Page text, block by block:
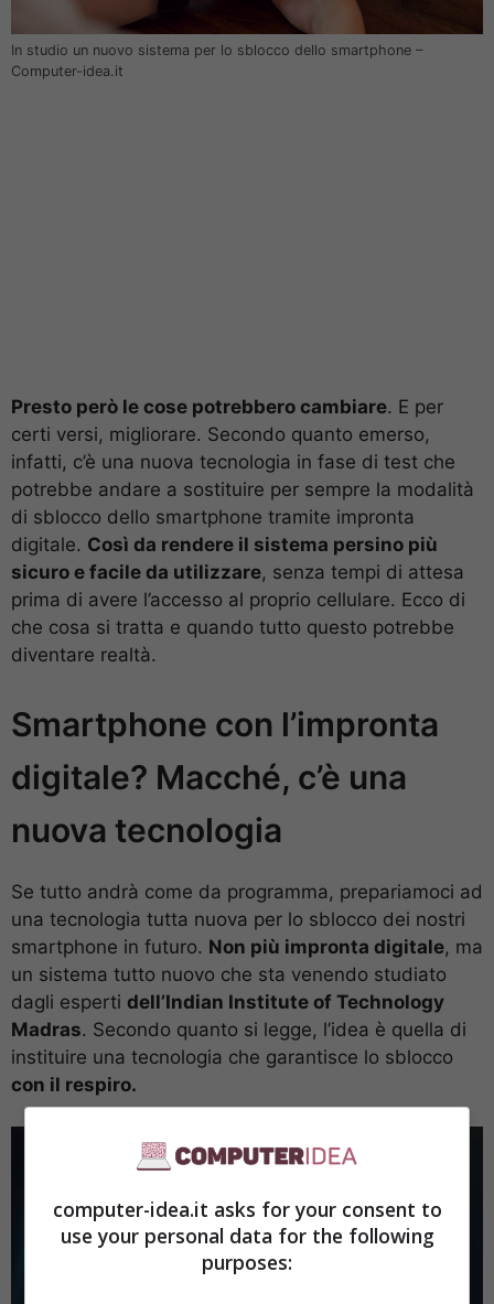
In studio un nuovo sistema per lo sblocco dello smartphone –
Computer-idea.it
Presto però le cose potrebbero cambiare. E per
certi versi, migliorare. Secondo quanto emerso,
infatti, c’è una nuova tecnologia in fase di test che
potrebbe andare a sostituire per sempre la modalità
di sblocco dello smartphone tramite impronta
digitale. Così da rendere il sistema persino più
sicuro e facile da utilizzare, senza tempi di attesa
prima di avere l’accesso al proprio cellulare. Ecco di
che cosa si tratta e quando tutto questo potrebbe
diventare realtà.
Smartphone con l’impronta
digitale? Macché, c’è una
nuova tecnologia
Se tutto andrà come da programma, prepariamoci ad
una tecnologia tutta nuova per lo sblocco dei nostri
smartphone in futuro. Non più impronta digitale, ma
un sistema tutto nuovo che sta venendo studiato
dagli esperti dell’Indian Institute of Technology
Madras. Secondo quanto si legge, l’idea è quella di
instituire una tecnologia che garantisce lo sblocco
con il respiro.
computer-idea.it asks for your consent to
use your personal data for the following
purposes: